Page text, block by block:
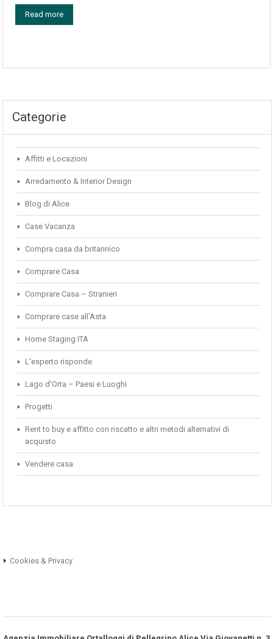
Read more
Categorie
Affitti e Locazioni
Arredamento & Interior Design
Blog di Alice
Case Vacanza
Compra casa da britannico
Comprare Casa
Comprare Casa – Stranieri
Comprare case all'Asta
Home Staging ITA
L'esperto risponde
Lago d'Orta – Paesi e Luoghi
Progetti
Rent to buy e affitto con riscatto e altri metodi alternativi di
acquisto
Vendere casa
Cookies & Privacy